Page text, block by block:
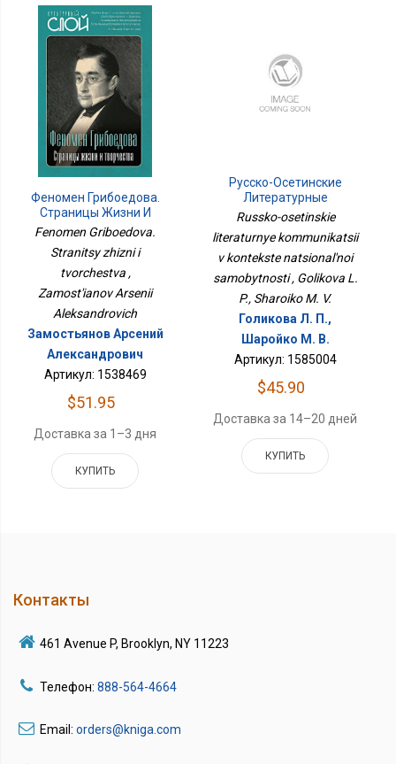
Феномен Грибоедова.
Страницы Жизни И
Творчества
Fenomen Griboedova.
Stranitsy zhizni i
tvorchestva ,
Zamost'ianov Arsenii
Aleksandrovich
Замостьянов Арсений
Александрович
Артикул: 1538469
$51.95
Доставка за 1–3 дня
КУПИТЬ
Русско-Осетинские
Литературные
Коммуникации В
Национальной
Самобытности
Russko-osetinskie
literaturnye kommunikatsii
v kontekste natsional'noi
samobytnosti , Golikova L.
P., Sharoiko M. V.
Голикова Л. П.,
Шаройко М. В.
Артикул: 1585004
$45.90
Доставка за 14–20 дней
КУПИТЬ
Контакты
461 Avenue P, Brooklyn, NY 11223
Телефон: 888-564-4664
Email: orders@kniga.com